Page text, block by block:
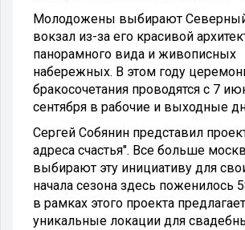
Молодожены выбирают
вокзал из-за его красивой
панорамного вида и живописных
набережных. В этом году
бракосочетания проводятся с 7
сентября в рабочие и выходные
Сергей Собянин представил
адреса счастья". Все больше
выбирают эту инициативу для
начала сезона здесь поженилось
в рамках этого проекта
уникальные локации для